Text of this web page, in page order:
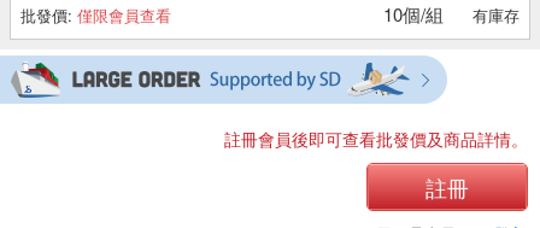
批發價: 僅限會員查看 10個/組 有庫存
註冊會員後即可查看批發價及商品詳情。
註冊